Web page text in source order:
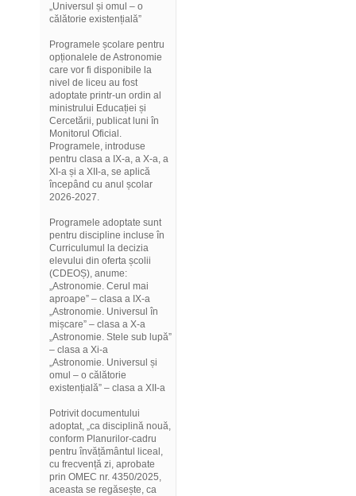
„Universul și omul – o
călătorie existențială”
Programele școlare pentru
opționalele de Astronomie
care vor fi disponibile la
nivel de liceu au fost
adoptate printr-un ordin al
ministrului Educației și
Cercetării, publicat luni în
Monitorul Oficial.
Programele, introduse
pentru clasa a IX-a, a X-a, a
XI-a și a XII-a, se aplică
începând cu anul școlar
2026-2027.
Programele adoptate sunt
pentru discipline incluse în
Curriculumul la decizia
elevului din oferta școlii
(CDEOȘ), anume:
„Astronomie. Cerul mai
aproape” – clasa a IX-a
„Astronomie. Universul în
mișcare” – clasa a X-a
„Astronomie. Stele sub lupă”
– clasa a Xi-a
„Astronomie. Universul și
omul – o călătorie
existențială” – clasa a XII-a
Potrivit documentului
adoptat, „ca disciplină nouă,
conform Planurilor-cadru
pentru învățământul liceal,
cu frecvență zi, aprobate
prin OMEC nr. 4350/2025,
aceasta se regăsește, ca